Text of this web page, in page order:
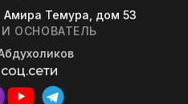
Амира Темура, дом 53
ОСНОВАТЕЛЬ